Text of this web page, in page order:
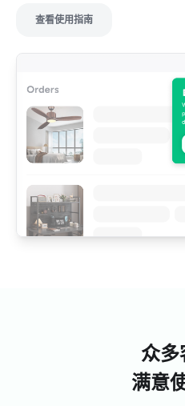
查看使用指南
众多
满意
运营代购Naver咖
在代购业务中，利润率极其重
款和返现真的帮助很大。随着
利润率也会对净利润产生巨
这个绝对推荐....不仅价格信